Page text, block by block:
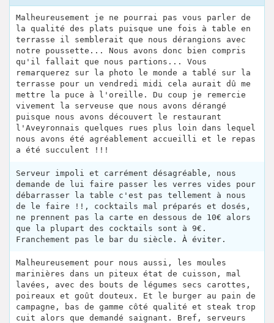
Malheureusement je ne pourrai pas vous parler de
la qualité des plats puisque une fois à table en
terrasse il semblerait que nous dérangions avec
notre poussette... Nous avons donc bien compris
qu'il fallait que nous partions... Vous
remarquerez sur la photo le monde a tablé sur la
terrasse pour un vendredi midi cela aurait dû me
mettre la puce à l'oreille. Du coup je remercie
vivement la serveuse que nous avons dérangé
puisque nous avons découvert le restaurant
l'Aveyronnais quelques rues plus loin dans lequel
nous avons été agréablement accueilli et le repas
a été succulent !!!
Serveur impoli et carrément désagréable, nous
demande de lui faire passer les verres vides pour
débarrasser la table c'est pas tellement à nous
de le faire !!, cocktails mal préparés et dosés,
ne prennent pas la carte en dessous de 10€ alors
que la plupart des cocktails sont à 9€.
Franchement pas le bar du siècle. À éviter.
Malheureusement pour nous aussi, les moules
marinières dans un piteux état de cuisson, mal
lavées, avec des bouts de légumes secs carottes,
poireaux et goût douteux. Et le burger au pain de
campagne, bas de gamme côté qualité et steak trop
cuit alors que demandé saignant. Bref, serveurs